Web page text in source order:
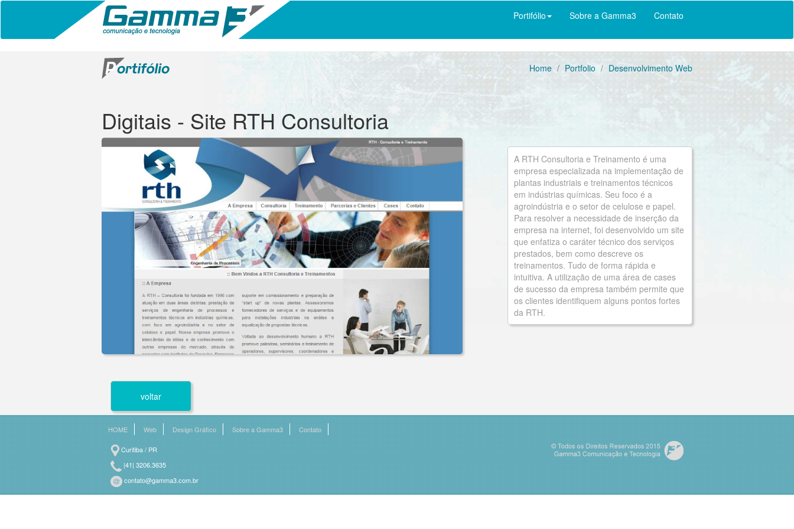
Portifólio Sobre a Gamma3 Contato
Home Portfolio Desenvolvimento Web
Digitais - Site RTH Consultoria
A RTH Consultoria e Treinamento é uma
empresa especializada na implementação de
plantas industriais e treinamentos técnicos
em indústrias químicas. Seu foco é a
agroindústria e o setor de celulose e papel.
Para resolver a necessidade de inserção da
empresa na internet, foi desenvolvido um site
que enfatiza o caráter técnico dos serviços
prestados, bem como descreve os
treinamentos. Tudo de forma rápida e
intuitiva. A utilização de uma área de cases
de sucesso da empresa também permite que
os clientes identifiquem alguns pontos fortes
da RTH.
voltar
HOME Web Design Gráfico Sobre a Gamma3 Contato
Curitiba / PR
|41| 3206.3635
contato@gamma3.com.br